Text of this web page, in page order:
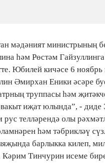
мәдәният министрының
һәм Рөстәм
Юбилей кичәсе 6
Әмирхан Еники әсәре
труппасы һәм
иҗат юлында”, -
рус телләрендә олы
һәм тәбрикләү
барлыкка килеп,
Кәрим Тинчурин исеме